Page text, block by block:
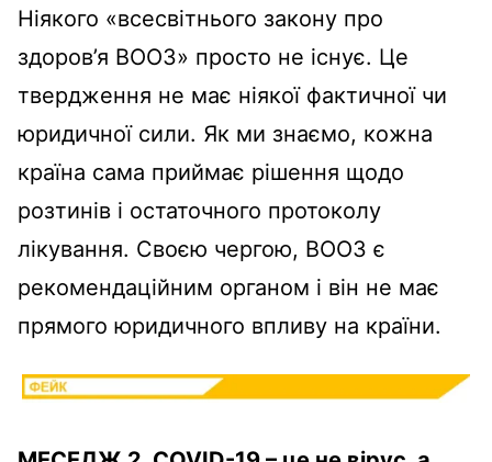
Ніякого «всесвітнього закону про
здоров’я ВООЗ» просто не існує. Це
твердження не має ніякої фактичної чи
юридичної сили. Як ми знаємо, кожна
країна сама приймає рішення щодо
розтинів і остаточного протоколу
лікування. Своєю чергою, ВООЗ є
рекомендаційним органом і він не має
прямого юридичного впливу на країни.